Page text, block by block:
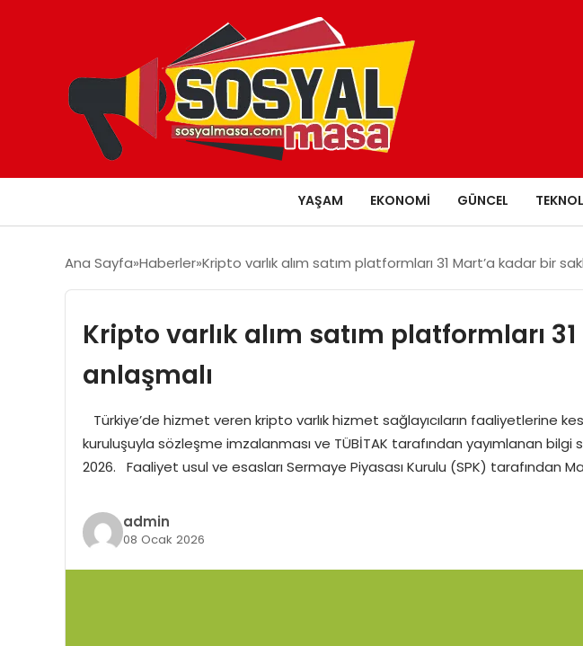
YAŞAM EKONOMI GÜNCEL
Ana Sayfa Haberler Kripto varlık alım satım platformları 31 Mart’a kadar bir
Kripto varlık alım satım platformları
anlaşmalı
Türkiye’de hizmet veren kripto varlık hizmet sağlayıcıların
kuruluşuyla sözleşme imzalanması ve TÜBİTAK tarafından yayımlanan
2026. Faaliyet usul ve esasları Sermaye Piyasası Kurulu (SPK) tarafından
admin
08 Ocak 2026